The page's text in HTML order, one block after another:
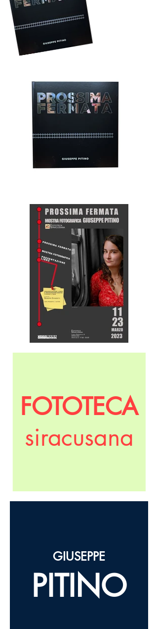
FOTOTECA
siracusana
GIUSEPPE
PITINO